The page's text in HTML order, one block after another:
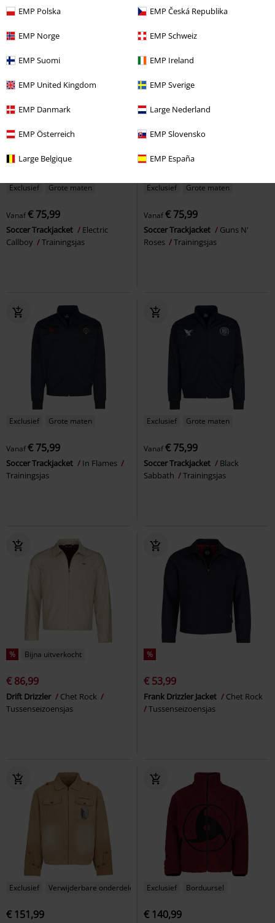
EMP Polska EMP Česká Republika
EMP Norge EMP Schweiz
EMP Suomi EMP Ireland
EMP United Kingdom EMP Sverige
EMP Danmark Large Nederland
EMP Österreich EMP Slovensko
Large Belgique EMP España
Trainingsjas
Drive
Trainingsjas
Exclusief Grote maten
Vanaf€ 75,99
Soccer Trackjacket
Electric
Callboy
Trainingsjas
Exclusief Grote maten
Vanaf€ 75,99
Soccer Trackjacket
Guns N'
Roses
Trainingsjas
Exclusief Grote maten
Vanaf€ 75,99
Soccer Trackjacket
In Flames
Trainingsjas
Exclusief Grote maten
Vanaf€ 75,99
Soccer Trackjacket
Black
Sabbath
Trainingsjas
% Bijna uitverkocht
€ 86,99
Drift Drizzler
Chet Rock
Tussenseizoensjas
%
€ 53,99
Frank Drizzler Jacket
Chet Rock
Tussenseizoensjas
Exclusief Verwijderbare onderdelen
€ 151,99
Exclusief Borduursel
€ 140,99